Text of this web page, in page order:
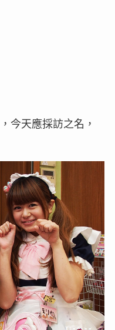
今天應採訪之名，